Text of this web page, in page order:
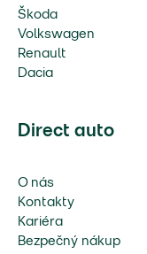
Škoda
Volkswagen
Renault
Dacia
Direct auto
O nás
Kontakty
Kariéra
Bezpečný nákup